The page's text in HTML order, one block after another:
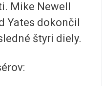
Mike Newell
Yates dokončil
štyri diely.